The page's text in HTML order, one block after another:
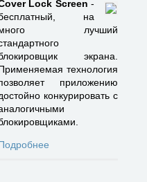
Lock Screen -
на
лучший
экрана.
технология
приложению
конкурировать с